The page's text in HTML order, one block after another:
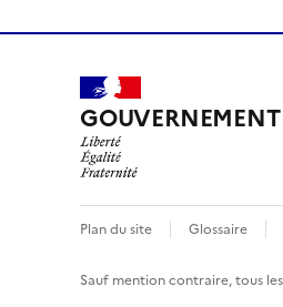
GOUVERNEMENT
Plan du site Glossaire
Sauf mention contraire, tous